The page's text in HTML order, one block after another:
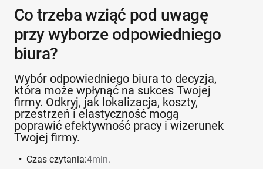
Co trzeba wziąć pod uwagę
przy wyborze odpowiedniego
biura?
Wybór odpowiedniego biura to decyzja,
która może wpłynąć na sukces Twojej
firmy. Odkryj, jak lokalizacja, koszty,
przestrzeń i elastyczność mogą
poprawić efektywność pracy i wizerunek
Twojej firmy.
• Czas czytania:4min.